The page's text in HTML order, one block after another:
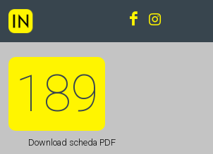
189
Download scheda PDF